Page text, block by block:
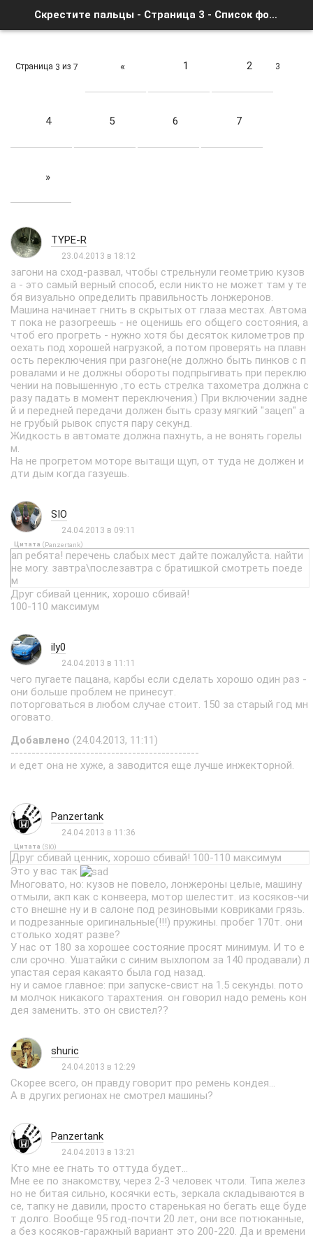
Скрестите пальцы - Страница 3 - Список форумов
Страница 3 из 7 « 1 2 3
4 5 6 7
»
TYPE-R
23.04.2013 в 18:12
загони на сход-развал, чтобы стрельнули геометрию кузов
а - это самый верный способ, если никто не может там у те
бя визуально определить правильность лонжеронов.
Машина начинает гнить в скрытых от глаза местах. Автома
т пока не разогреешь - не оценишь его общего состояния, а
чтоб его прогреть - нужно хотя бы десяток километров пр
оехать под хорошей нагрузкой, а потом проверять на плавн
ость переключения при разгоне(не должно быть пинков с п
ровалами и не должны обороты подпрыгивать при переклю
чении на повышенную ,то есть стрелка тахометра должна с
разу падать в момент переключения.) При включении задне
й и передней передачи должен быть сразу мягкий "зацеп" а
не грубый рывок спустя пару секунд.
Жидкость в автомате должна пахнуть, а не вонять горелы
м.
На не прогретом моторе вытащи щуп, от туда не должен и
дти дым когда газуешь.
SIO
24.04.2013 в 09:11
Цитата (Panzertank)
ап ребята! перечень слабых мест дайте пожалуйста. найти
не могу. завтра\послезавтра с братишкой смотреть поеде
м
Друг сбивай ценник, хорошо сбивай!
100-110 максимум
ily0
24.04.2013 в 11:11
чего пугаете пацана, карбы если сделать хорошо один раз -
они больше проблем не принесут.
поторговаться в любом случае стоит. 150 за старый год мн
оговато.
Добавлено (24.04.2013, 11:11)
---------------------------------------------
и едет она не хуже, а заводится еще лучше инжекторной.
Panzertank
24.04.2013 в 11:36
Цитата (SIO)
Друг сбивай ценник, хорошо сбивай! 100-110 максимум
Это у вас так
Многовато, но: кузов не повело, лонжероны целые, машину
отмыли, акп как с конвеера, мотор шелестит. из косяков-чи
сто внешне ну и в салоне под резиновыми ковриками грязь.
и подрезанные оригинальные(!!!) пружины. пробег 170т. они
столько ходят разве?
У нас от 180 за хорошее состояние просят минимум. И то е
сли срочно. Ушатайки с синим выхлопом за 140 продавали) л
упастая серая какаято была год назад.
ну и самое главное: при запуске-свист на 1.5 секунды. пото
м молчок никакого тарахтения. он говорил надо ремень кон
дея заменить. это он свистел??
shuric
24.04.2013 в 12:29
Скорее всего, он правду говорит про ремень кондея...
А в других регионах не смотрел машины?
Panzertank
24.04.2013 в 13:21
Кто мне ее гнать то оттуда будет...
Мне ее по знакомству, через 2-3 человек чтоли. Типа желез
но не битая сильно, косячки есть, зеркала складываются в
се, тапку не давили, просто старенькая но бегать еще буде
т долго. Вообще 95 год-почти 20 лет, они все потюканные,
а без косяков-гаражный вариант это 200-220. Да и времени